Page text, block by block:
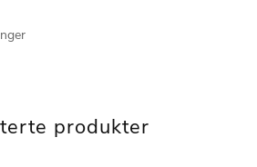
produkter